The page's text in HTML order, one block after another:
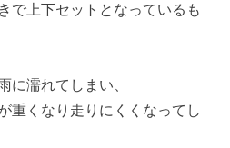
で上下セットとなっているも
に濡れてしまい、
重くなり走りにくくなってし